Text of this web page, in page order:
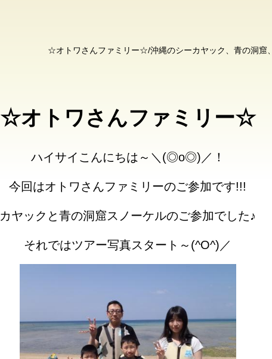
☆オトワさんファミリー☆/沖縄のシーカヤック、青の洞窟
☆オトワさんファミリー☆
ハイサイこんにちは～＼(◎o◎)／！
今回はオトワさんファミリーのご参加です!!!
カヤックと青の洞窟スノーケルのご参加でした♪
それではツアー写真スタート～(^O^)／